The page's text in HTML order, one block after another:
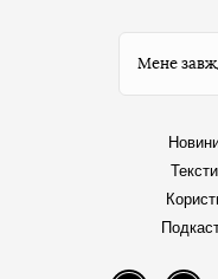
Мене
Тексти